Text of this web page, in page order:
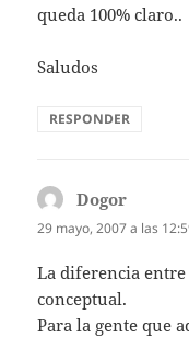
queda 100% claro..
Saludos
RESPONDER
Dogor
29 mayo, 2007 a las
La diferencia entre
conceptual.
Para la gente que